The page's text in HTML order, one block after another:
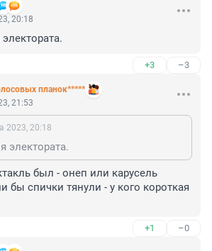
20:18
+3 –3
планок*****
21:53
2023, 20:18
электората.
был - онеп или карусель
бы спички тянули - у кого короткая
+1 –0